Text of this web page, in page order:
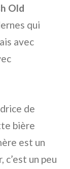
Old
qui
avec
de
bière
est un
un peu